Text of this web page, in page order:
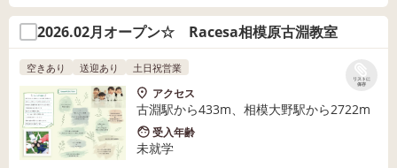
2026.02月オープン☆ Racesa相模原古淵教室
リストに
保存
空きあり 送迎あり 土日祝営業
アクセス
古淵駅から433m、相模大野駅から2722m
受入年齢
未就学